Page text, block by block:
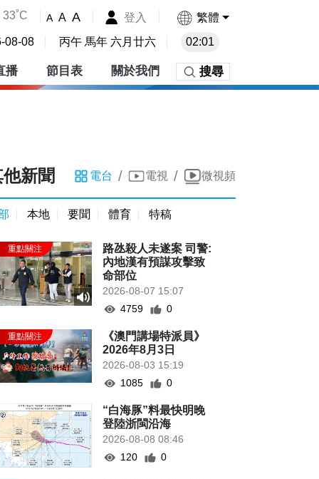
33˚C A A A 登入 繁體
08-08 丙午 馬年 六月廿六 02:01
播 節目表 關於我們 搜尋
新聞 電台 / 電視 / 微視頻
本地 要聞 體育 特稿
路氹殺人未遂案 司警:
內地漢有預謀攻擊致
命部位
2026-08-07 15:07
4759
0
《澳門講場特派員》
2026年8月3日
2026-08-03 15:19
1085
0
“白海豚”料最快明晚
登陸浙閩沿海
2026-08-08 08:46
120
0